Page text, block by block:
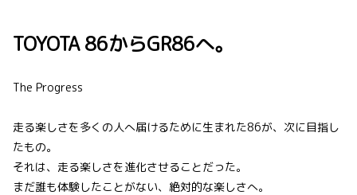
TOYOTA 86からGR86へ。
The Progress
⾛る楽しさを多くの⼈へ届けるために生まれた86が、次に目指し
たもの。
それは、走る楽しさを進化させることだった。
まだ誰も体験したことがない、絶対的な楽しさへ。